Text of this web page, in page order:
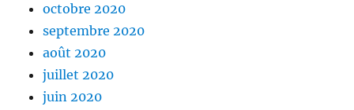
octobre 2020
septembre 2020
août 2020
juillet 2020
juin 2020